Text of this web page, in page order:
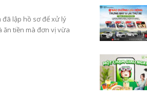
đã lập hồ sơ để xử lý
ăn tiền mà đơn vị vừa